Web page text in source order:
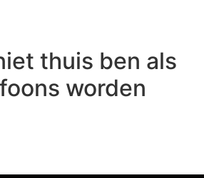
thuis ben als
worden